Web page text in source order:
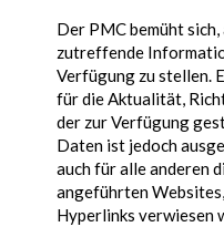
Der PMC bemüht
zutreffende
Verfügung zu stellen.
für die Aktualität,
der zur Verfügung
Daten ist jedoch
auch für alle anderen
angeführten
Hyperlinks verwiesen